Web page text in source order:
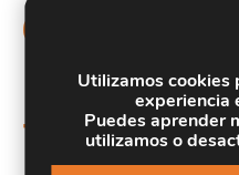
6.
7.
Concretar los
características de los
tienda virtual.
Utilizamos
experiencia
Puedes aprender
utilizamos o